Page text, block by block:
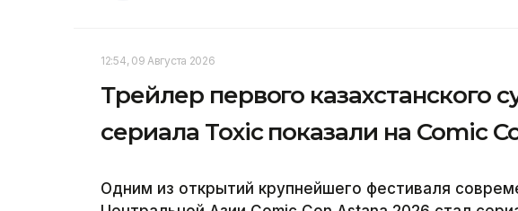
12:54, 09 Августа 2026
Трейлер первого казахстанского
сериала Toxic показали на Comic
Одним из открытий крупнейшего фестиваля